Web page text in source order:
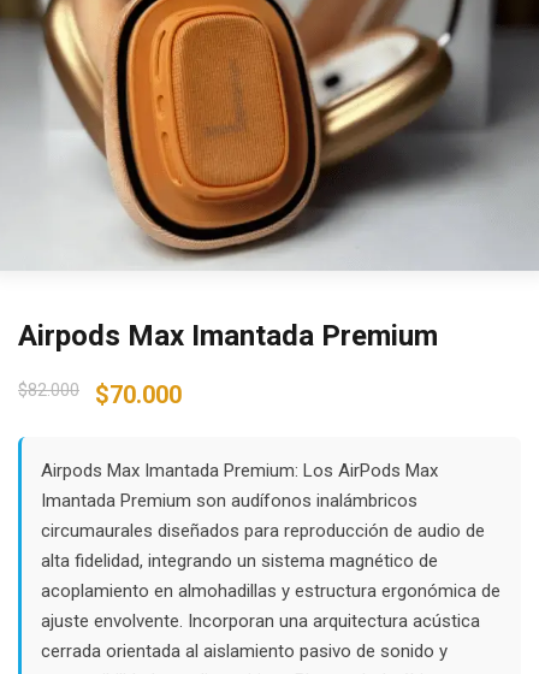
Airpods Max Imantada Premium
$82.000
Original
$82.000.
$70.000Current
$70.000.
Airpods Max Imantada Premium: Los AirPods Max
Imantada Premium son audífonos inalámbricos
circumaurales diseñados para reproducción de audio de
alta fidelidad, integrando un sistema magnético de
acoplamiento en almohadillas y estructura ergonómica de
ajuste envolvente. Incorporan una arquitectura acústica
cerrada orientada al aislamiento pasivo de sonido y